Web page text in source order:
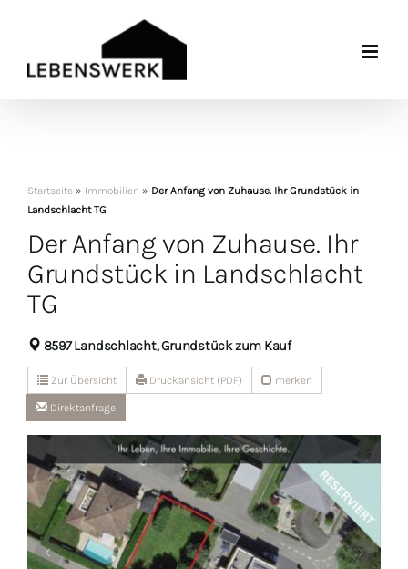
Startseite » Immobilien » Der Anfang von Zuhause. Ihr Grundstück in
Landschlacht TG
Der Anfang von Zuhause. Ihr
Grundstück in Landschlacht
TG
8597 Landschlacht, Grundstück zum Kauf
Zur Übersicht Druckansicht (PDF) merken
Direktanfrage